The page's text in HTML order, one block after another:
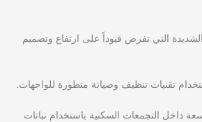
الشديدة التي تفرض قيوداً على ارتفاع وتصميم
تقنيات تنظيف وصيانة متطورة للواجهات.
داخل التجمعات السكنية باستخدام نباتات